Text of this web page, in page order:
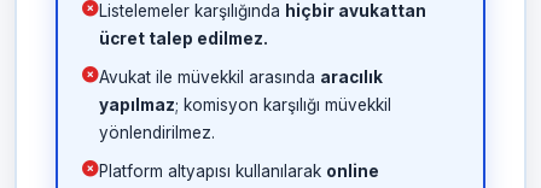
Listelemeler karşılığında hiçbir avukattan
ücret talep edilmez.
Avukat ile müvekkil arasında aracılık
yapılmaz; komisyon karşılığı müvekkil
yönlendirilmez.
Platform altyapısı kullanılarak online